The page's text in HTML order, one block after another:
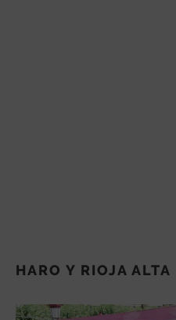
HARO Y RIOJA ALTA